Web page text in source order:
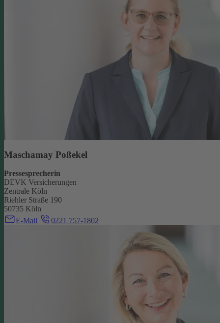
Maschamay Poßekel
Pressesprecherin
DEVK Versicherungen
Zentrale Köln
Riehler Straße 190
50735 Köln
E-Mail
0221 757-1802